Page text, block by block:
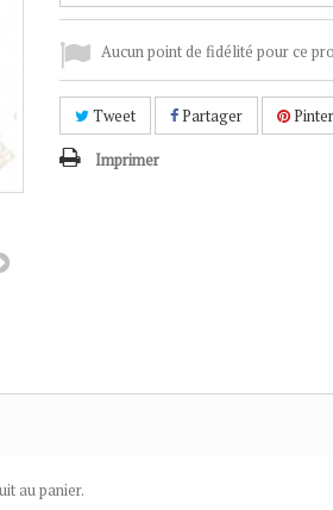
Aucun point de fidélité pour ce
Tweet Partager
Imprimer
au panier.